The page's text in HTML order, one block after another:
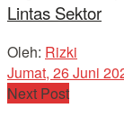
Lintas Sektor
Oleh: Rizki
Jumat, 26 Juni
Next Post